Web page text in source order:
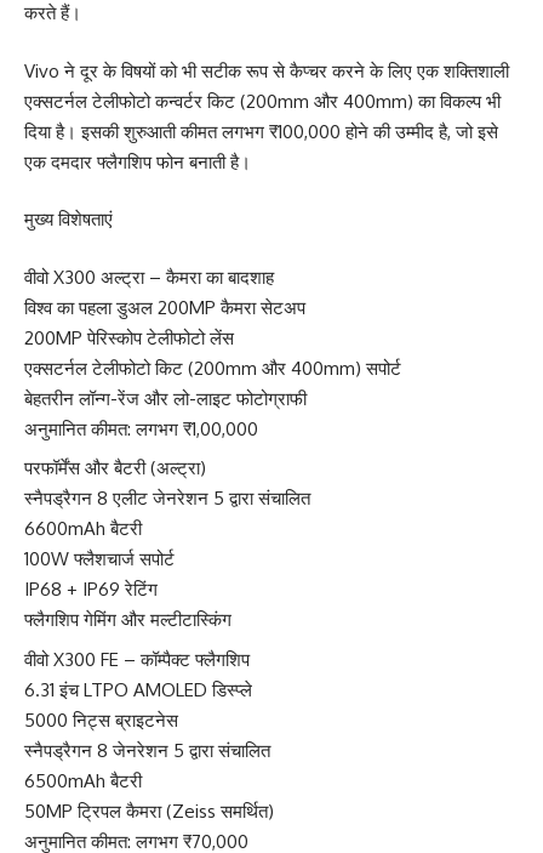
करते हैं।
Vivo ने दूर के विषयों को भी सटीक रूप से कैप्चर करने के लिए एक शक्तिशाली
एक्सटर्नल टेलीफोटो कन्वर्टर किट (200mm और 400mm) का विकल्प भी
दिया है। इसकी शुरुआती कीमत लगभग ₹100,000 होने की उम्मीद है, जो इसे
एक दमदार फ्लैगशिप फोन बनाती है।
मुख्य विशेषताएं
वीवो X300 अल्ट्रा – कैमरा का बादशाह
विश्व का पहला डुअल 200MP कैमरा सेटअप
200MP पेरिस्कोप टेलीफोटो लेंस
एक्सटर्नल टेलीफोटो किट (200mm और 400mm) सपोर्ट
बेहतरीन लॉन्ग-रेंज और लो-लाइट फोटोग्राफी
अनुमानित कीमत: लगभग ₹1,00,000
परफॉर्मेंस और बैटरी (अल्ट्रा)
स्नैपड्रैगन 8 एलीट जेनरेशन 5 द्वारा संचालित
6600mAh बैटरी
100W फ्लैशचार्ज सपोर्ट
IP68 + IP69 रेटिंग
फ्लैगशिप गेमिंग और मल्टीटास्किंग
वीवो X300 FE – कॉम्पैक्ट फ्लैगशिप
6.31 इंच LTPO AMOLED डिस्प्ले
5000 निट्स ब्राइटनेस
स्नैपड्रैगन 8 जेनरेशन 5 द्वारा संचालित
6500mAh बैटरी
50MP ट्रिपल कैमरा (Zeiss समर्थित)
अनुमानित कीमत: लगभग ₹70,000